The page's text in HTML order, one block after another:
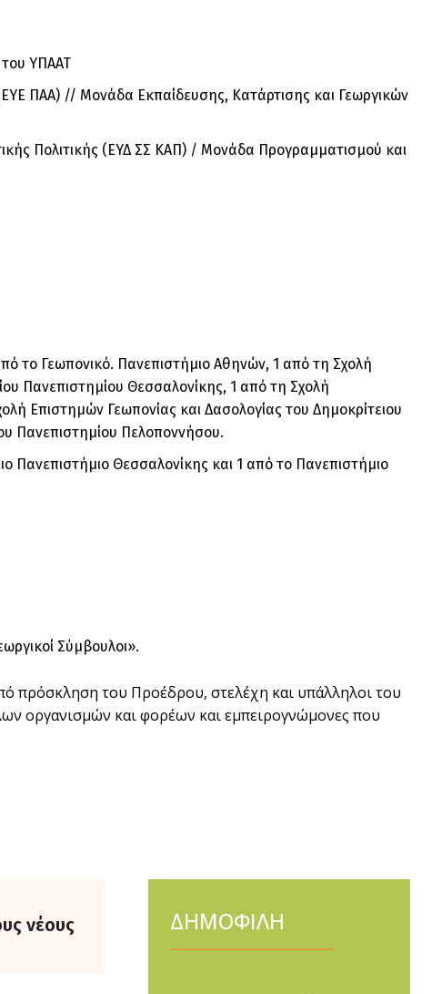
του ΥΠΑΑΤ
ΠΑΑ) // Μονάδα Εκπαίδευσης, Κατάρτισης και Γεωργικών
Πολιτικής (ΕΥΔ ΣΣ ΚΑΠ) / Μονάδα Προγραμματισμού και
το Γεωπονικό. Πανεπιστήμιο Αθηνών, 1 από τη Σχολή
Πανεπιστημίου Θεσσαλονίκης, 1 από τη Σχολή
Επιστημών Γεωπονίας και Δασολογίας του Δημοκρίτειου
Πανεπιστημίου Πελοποννήσου.
Πανεπιστήμιο Θεσσαλονίκης και 1 από το Πανεπιστήμιο
Σύμβουλοι».
πρόσκληση του Προέδρου, στελέχη και υπάλληλοι του
οργανισμών και φορέων και εμπειρογνώμονες που
νέους
ΔΗΜΟΦΙΛΗ